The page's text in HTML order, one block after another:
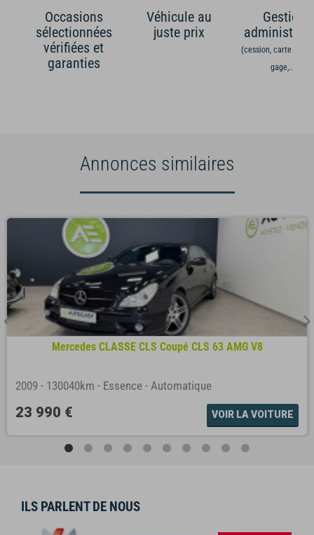
Occasions
sélectionnées
vérifiées et
garanties
Véhicule au
juste prix
Gestion
(cession, carte grise,
gage,...)
Annonces similaires
Mercedes CLASSE CLS Coupé CLS 63 AMG V8
2009 - 130040km - Essence - Automatique
23 990 € VOIR LA VOITURE
ILS PARLENT DE NOUS